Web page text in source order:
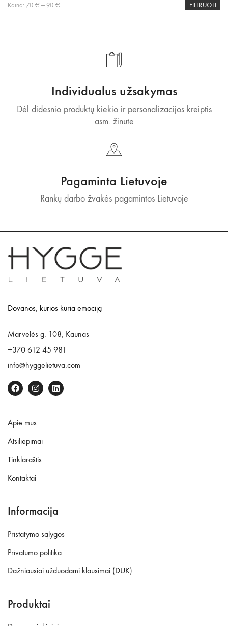
Min
Maks
FILTRUOTI
Kaina: 70 € — 90 €
Individualus užsakymas
Dėl didesnio produktų kiekio ir personalizacijos kreiptis
asm. žinute
Pagaminta Lietuvoje
Rankų darbo žvakės pagamintos Lietuvoje
Dovanos, kurios kuria emociją
Marvelės g. 108, Kaunas
+370 612 45 981
info@hyggelietuva.com
Apie mus
Atsiliepimai
Tinklaraštis
Kontaktai
Informacija
Pristatymo sąlygos
Privatumo politika
Dažniausiai užduodami klausimai (DUK)
Produktai